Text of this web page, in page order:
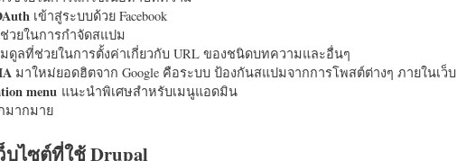
เข้าสู่ระบบด้วย Facebook
วยในการกำจัดสแปม
ดูลที่ช่วยในการตั้งค่าเกี่ยวกับ URL ของชนิดบทความและอื่นๆ
มาใหม่ยอดฮิตจาก Google คือระบบ ป้องกันสแปมจากการโพสต์ต่างๆ ภายในเว็บ
menu แนะนำพิเศษสำหรับเมนูแอดมิน
มากมาย
บไซต์ที่ใช้ Drupal